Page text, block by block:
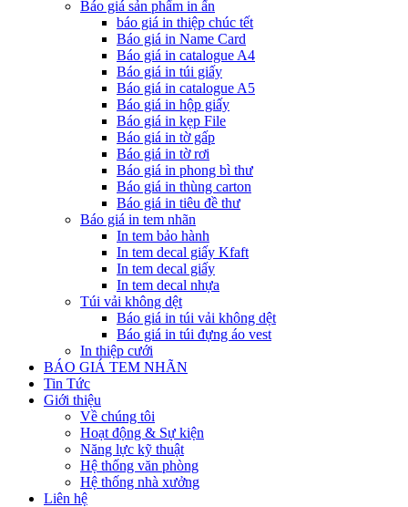
Báo giá sản phẩm in ấn
báo giá in thiệp chúc tết
Báo giá in Name Card
Báo giá in catalogue A4
Báo giá in túi giấy
Báo giá in catalogue A5
Báo giá in hộp giấy
Báo giá in kẹp File
Báo giá in tờ gấp
Báo giá in tờ rơi
Báo giá in phong bì thư
Báo giá in thùng carton
Báo giá in tiêu đề thư
Báo giá in tem nhãn
In tem bảo hành
In tem decal giấy Kfaft
In tem decal giấy
In tem decal nhựa
Túi vải không dệt
Báo giá in túi vải không dệt
Báo giá in túi đựng áo vest
In thiệp cưới
BÁO GIÁ TEM NHÃN
Tin Tức
Giới thiệu
Về chúng tôi
Hoạt động & Sự kiện
Năng lực kỹ thuật
Hệ thống văn phòng
Hệ thống nhà xưởng
Liên hệ